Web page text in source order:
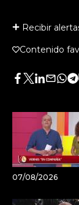
Recibir
Contenido
Facebook
Twitter
LinkedIn
Enviar
07/08/2026